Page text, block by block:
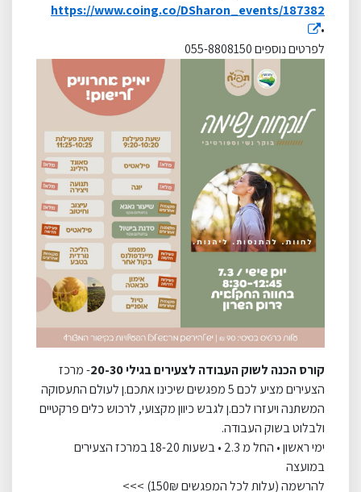
https://www.coing.co/DSharon_events/187382
•
לפרטים נוספים055-8808150
קורסהכנה לשוקהעבודה לצעיריםבגילי
- מרכז
הצעירים מציע לכם 5 מפגשים שיכינו אתכם.ן לעולם התעסוקה
המשתנה ויעזרו לכם.ן לגבש כיוון מקצועי, לרכוש כלים פרקטיים
ולבלוט בשוק העבודה.
ימי ראשון • החל מ 2.3 • בשעות 18-20 במרכז הצעירים
במועצה
להרשמה (עלות לכל המפגשים 150₪) >>>